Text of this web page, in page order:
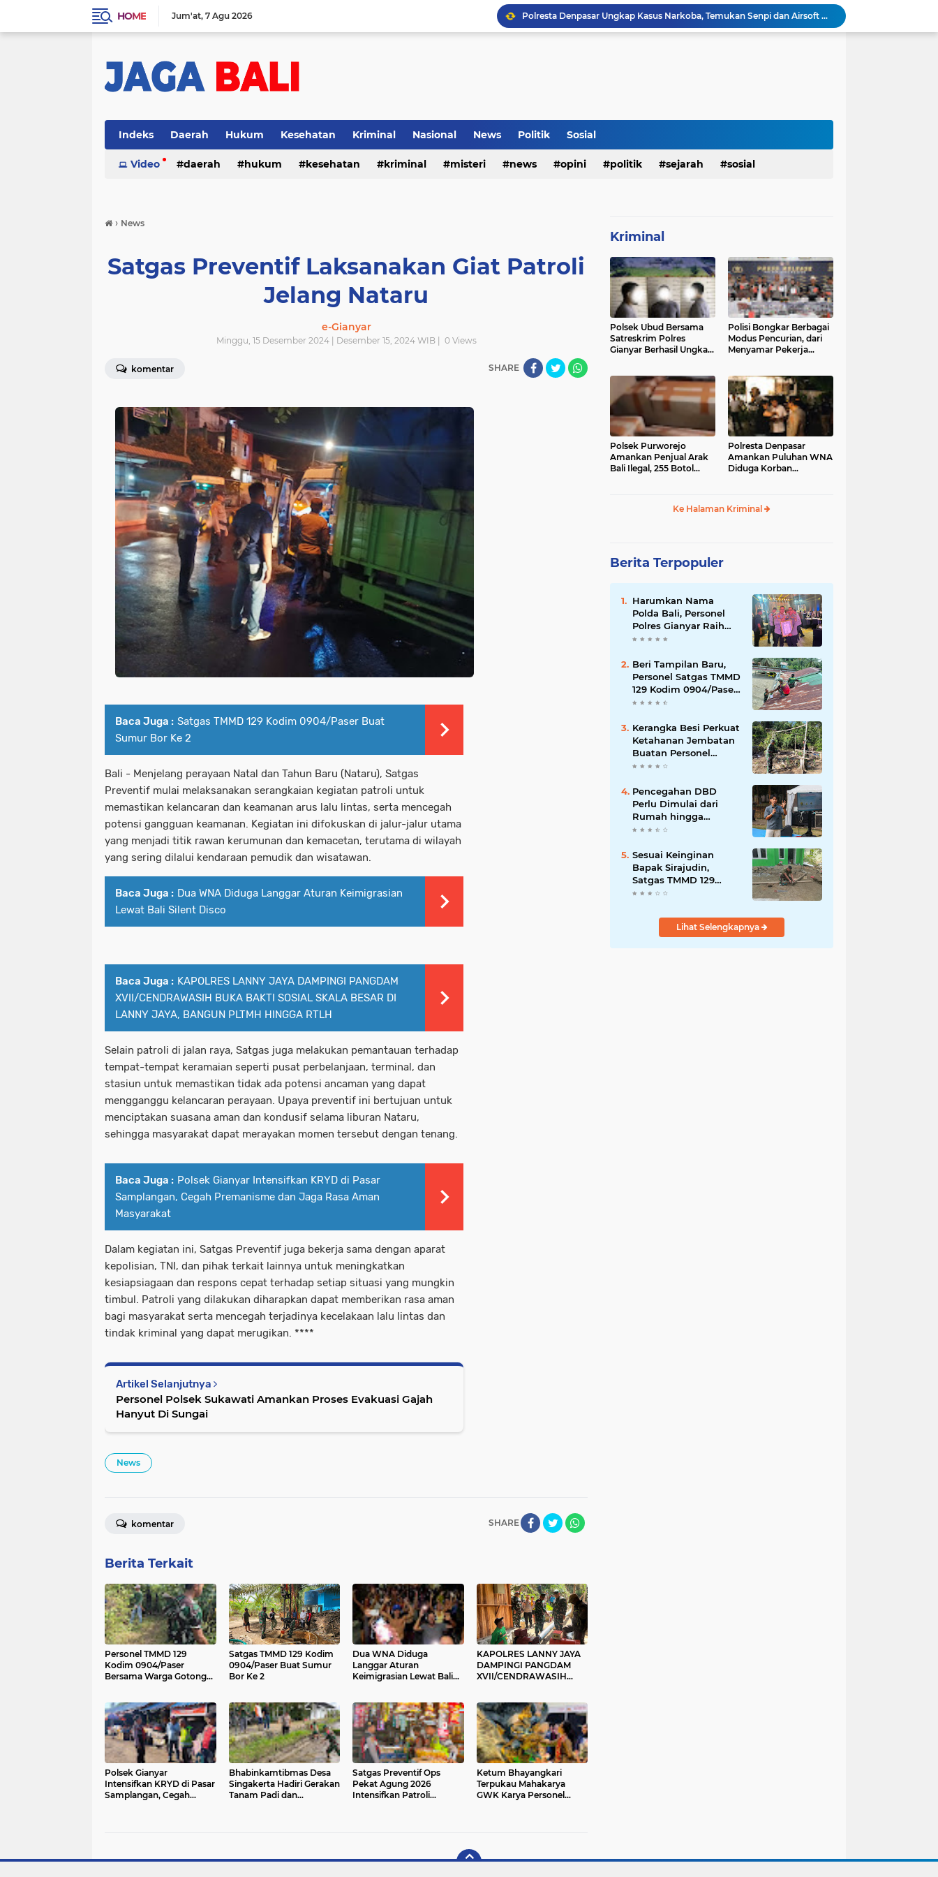
HOME Jum'at 7 Agu 2026
Polresta Denpasar Ungkap Kasus Narkoba, Temukan Senpi dan Airsoft Gun Saat Pengerebekan
Rumah Bapak Sirajudin Masuk Fase Finishing Sebelum Diserahkan
Inilah Tampilan Baru Rumah Bapak Sirajudi Setelah Direnovasi
Indeks Daerah Hukum Kesehatan Kriminal Nasional News Politik Sosial
Video daerah hukum kesehatan kriminal misteri news opini politik sejarah sosial
› News
Satgas Preventif Laksanakan Giat Patroli
Jelang Nataru
e-Gianyar
Minggu, 15 Desember 2024 | Desember 15, 2024 WIB | 0Views
komentar SHARE
Baca Juga : Satgas TMMD 129 Kodim 0904/Paser Buat
Sumur Bor Ke 2
Bali - Menjelang perayaan Natal dan Tahun Baru (Nataru), Satgas
Preventif mulai melaksanakan serangkaian kegiatan patroli untuk
memastikan kelancaran dan keamanan arus lalu lintas, serta mencegah
potensi gangguan keamanan. Kegiatan ini difokuskan di jalur-jalur utama
yang menjadi titik rawan kerumunan dan kemacetan, terutama di wilayah
yang sering dilalui kendaraan pemudik dan wisatawan.
Baca Juga : Dua WNA Diduga Langgar Aturan Keimigrasian
Lewat Bali Silent Disco
Baca Juga : KAPOLRES LANNY JAYA DAMPINGI PANGDAM
XVII/CENDRAWASIH BUKA BAKTI SOSIAL SKALA BESAR DI
LANNY JAYA, BANGUN PLTMH HINGGA RTLH
Selain patroli di jalan raya, Satgas juga melakukan pemantauan terhadap
tempat-tempat keramaian seperti pusat perbelanjaan, terminal, dan
stasiun untuk memastikan tidak ada potensi ancaman yang dapat
mengganggu kelancaran perayaan. Upaya preventif ini bertujuan untuk
menciptakan suasana aman dan kondusif selama liburan Nataru,
sehingga masyarakat dapat merayakan momen tersebut dengan tenang.
Baca Juga : Polsek Gianyar Intensifkan KRYD di Pasar
Samplangan, Cegah Premanisme dan Jaga Rasa Aman
Masyarakat
Dalam kegiatan ini, Satgas Preventif juga bekerja sama dengan aparat
kepolisian, TNI, dan pihak terkait lainnya untuk meningkatkan
kesiapsiagaan dan respons cepat terhadap setiap situasi yang mungkin
timbul. Patroli yang dilakukan diharapkan dapat memberikan rasa aman
bagi masyarakat serta mencegah terjadinya kecelakaan lalu lintas dan
tindak kriminal yang dapat merugikan. ****
Artikel Selanjutnya
Personel Polsek Sukawati Amankan Proses Evakuasi Gajah
Hanyut Di Sungai
News
SHARE
komentar
Berita Terkait
Personel TMMD 129
Kodim 0904/Paser
Bersama Warga Gotong
Satgas TMMD 129 Kodim
0904/Paser Buat Sumur
Bor Ke 2
Dua WNA Diduga
Langgar Aturan
Keimigrasian Lewat Bali
KAPOLRES LANNY JAYA
DAMPINGI PANGDAM
XVII/CENDRAWASIH
JAYA, BANGUN PLTMH
HINGGA RTLH
Polsek Gianyar
Intensifkan KRYD di Pasar
Samplangan, Cegah
Bhabinkamtibmas Desa
Singakerta Hadiri Gerakan
Tanam Padi dan
Satgas Preventif Ops
Pekat Agung 2026
Intensifkan Patroli
Ketum Bhayangkari
Terpukau Mahakarya
GWK Karya Personel
Kriminal
Polsek Ubud Bersama
Satreskrim Polres
Gianyar Berhasil Ungkap
Polisi Bongkar Berbagai
Modus Pencurian, dari
Menyamar Pekerja
Polsek Purworejo
Amankan Penjual Arak
Bali Ilegal, 255 Botol
Polresta Denpasar
Amankan Puluhan WNA
Diduga Korban
Ke Halaman Kriminal
Berita Terpopuler
Harumkan Nama
Polda Bali, Personel
Polres Gianyar Raih
Penghargaan
Beri Tampilan Baru,
Personel Satgas TMMD
129 Kodim 0904/Paser
Cat Atap Rumah
Kerangka Besi Perkuat
Ketahanan Jembatan
Buatan Personel
TMMD 129
Pencegahan DBD
Perlu Dimulai dari
Rumah hingga
Lingkungan Sekolah
Sesuai Keinginan
Bapak Sirajudin,
Satgas TMMD 129
Ubah Tampilan
Lihat Selengkapnya